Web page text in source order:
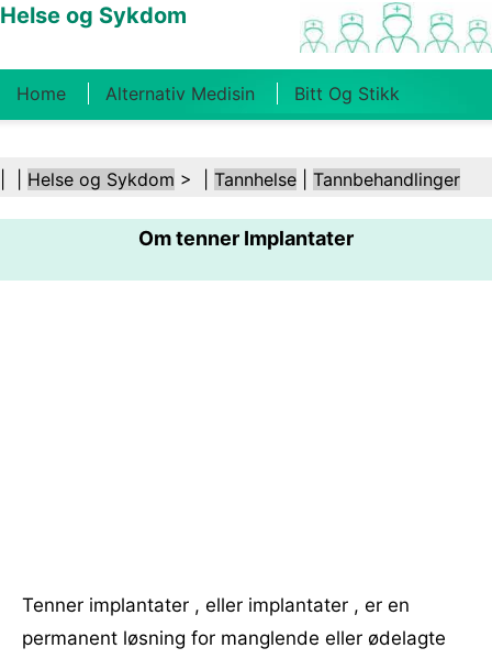
Helse og Sykdom
Home Alternativ Medisin Bitt Og Stikk
Kosthold Og Ernæring Familiehelse
Psykisk Helse Folkehelse Og
Sikkerhet Kirurgi Og Prosedyrer Helse
Helse og Sykdom > | Tannhelse Tannbehandlinger
Om tenner Implantater
Tenner implantater , eller implantater , er en
permanent løsning for manglende eller ødelagte